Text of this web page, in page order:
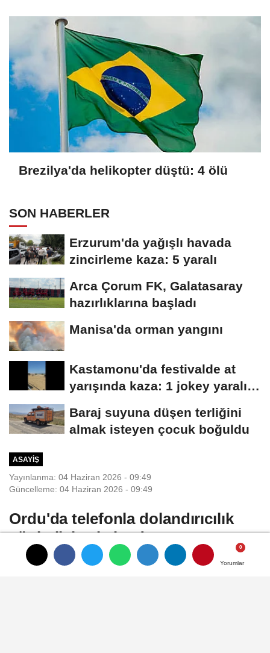
Yorumlar
Yorumlar
Brezilya'da helikopter düştü: 4 ölü
SON HABERLER
Erzurum'da yağışlı havada
zincirleme kaza: 5 yaralı
Arca Çorum FK, Galatasaray
hazırlıklarına başladı
Manisa'da orman yangını
Kastamonu'da festivalde at
yarışında kaza: 1 jokey yaralı,
Baraj suyuna düşen terliğini
almak isteyen çocuk boğuldu
ASAYIŞ
Yayınlanma: 04 Haziran 2026 - 09:49
Güncelleme: 04 Haziran 2026 - 09:49
Ordu'da telefonla dolandırıcılık
şüphelisi yakalandı
Dursun Mehmet ŞAHİN/ORDU, (DHA)-
Yorumlar